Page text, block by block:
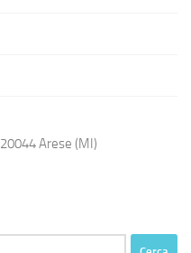
Arese (MI)